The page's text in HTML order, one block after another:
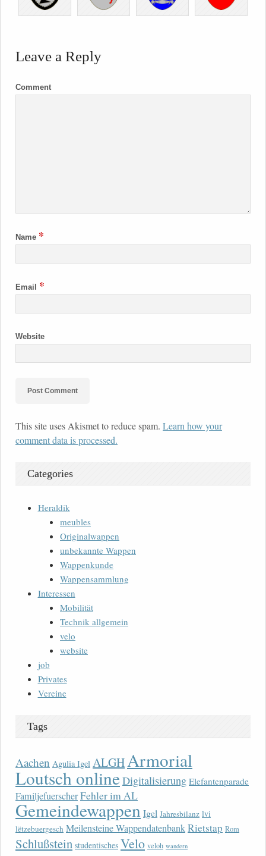
Leave a Reply
Comment
Name *
Email *
Website
This site uses Akismet to reduce spam. Learn how your
comment data is processed.
Categories
Heraldik
meubles
Originalwappen
unbekannte Wappen
Wappenkunde
Wappensammlung
Interessen
Mobilität
Technik allgemein
velo
website
job
Privates
Vereine
Tags
Aachen Agulia Igel ALGH Armorial
Loutsch onlineDigitalisierung Elefantenparade
FamiljefuerscherFehler im AL
Gemeindewappen Igel Jahresbilanz lvi
lëtzebuergesch Meilensteine WappendatenbankRietstap Rom
Schlußstein studentisches Velo veloh wandern